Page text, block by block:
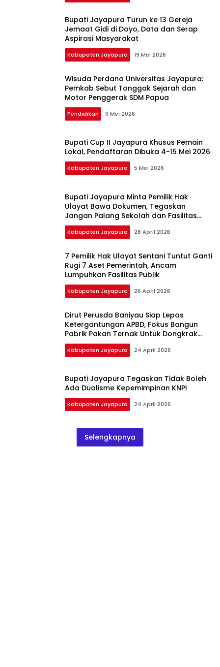
Bupati Jayapura Turun ke 13 Gereja
Jemaat Gidi di Doyo, Data dan Serap
Aspirasi Masyarakat
Kabupaten Jayapura 19 Mei 2026
Wisuda Perdana Universitas Jayapura:
Pemkab Sebut Tonggak Sejarah dan
Motor Penggerak SDM Papua
Pendidikan 9 Mei 2026
Bupati Cup II Jayapura Khusus Pemain
Lokal, Pendaftaran Dibuka 4-15 Mei 2026
Kabupaten Jayapura 5 Mei 2026
Bupati Jayapura Minta Pemilik Hak
Ulayat Bawa Dokumen, Tegaskan
Jangan Palang Sekolah dan Fasilitas
Kesehatan
Kabupaten Jayapura 28 April 2026
7 Pemilik Hak Ulayat Sentani Tuntut Ganti
Rugi 7 Aset Pemerintah, Ancam
Lumpuhkan Fasilitas Publik
Kabupaten Jayapura 26 April 2026
Dirut Perusda Baniyau Siap Lepas
Ketergantungan APBD, Fokus Bangun
Pabrik Pakan Ternak Untuk Dongkrak
PAD
Kabupaten Jayapura 24 April 2026
Bupati Jayapura Tegaskan Tidak Boleh
Ada Dualisme Kepemimpinan KNPI
Kabupaten Jayapura 24 April 2026
Selengkapnya